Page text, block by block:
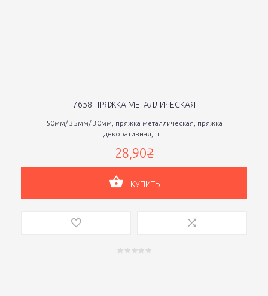
7658 ПРЯЖКА МЕТАЛЛИЧЕСКАЯ
50мм/ 35мм/ 30мм, пряжка металлическая, пряжка
декоративная, п...
28,90₴
КУПИТЬ